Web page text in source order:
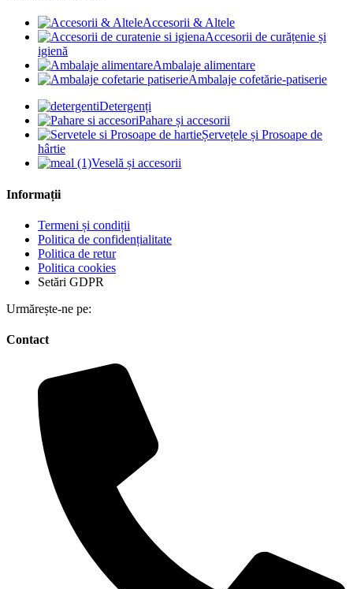
Accesorii & Altele
Accesorii de curățenie și
igienă
Ambalaje alimentare
Ambalaje cofetărie-patiserie
Detergenți
Pahare și accesorii
Șervețele și Prosoape de
hârtie
Veselă și accesorii
Informații
Termeni și condiții
Politica de confidențialitate
Politica de retur
Politica cookies
Setări GDPR
Urmărește-ne pe:
Contact